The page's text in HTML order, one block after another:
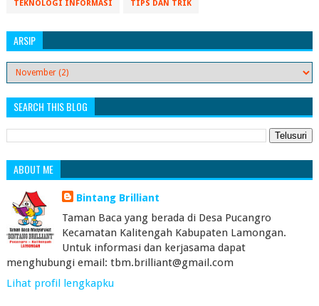
TEKNOLOGI INFORMASI TIPS DAN TRIK
ARSIP
SEARCH THIS BLOG
ABOUT ME
Bintang Brilliant
Taman Baca yang berada di Desa Pucangro
Kecamatan Kalitengah Kabupaten Lamongan.
Untuk informasi dan kerjasama dapat
menghubungi email: tbm.brilliant@gmail.com
Lihat profil lengkapku